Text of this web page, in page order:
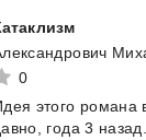
0
этого романа
года 3 назад.